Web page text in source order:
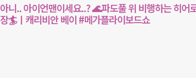
아니.. 아이언맨이세요..? 🌊파도풀 위 비행하는 히어
장🏄ㅣ캐리비안 베이 #메가플라이보드쇼